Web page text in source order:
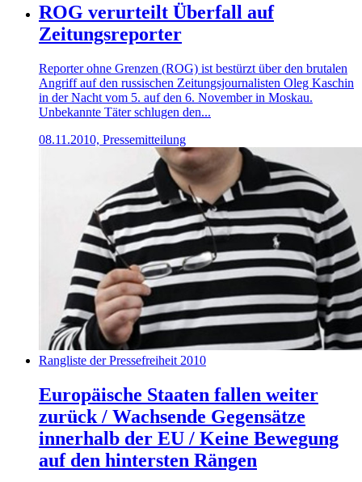
ROG verurteilt Überfall auf
Zeitungsreporter
Reporter ohne Grenzen (ROG) ist bestürzt über den brutalen
Angriff auf den russischen Zeitungsjournalisten Oleg Kaschin
in der Nacht vom 5. auf den 6. November in Moskau.
Unbekannte Täter schlugen den...
08.11.2010, Pressemitteilung
Rangliste der Pressefreiheit 2010
Europäische Staaten fallen weiter
zurück / Wachsende Gegensätze
innerhalb der EU / Keine Bewegung
auf den hintersten Rängen